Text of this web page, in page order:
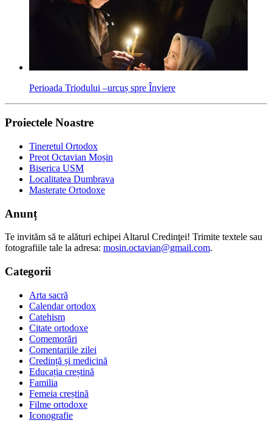
Perioada Triodului –urcuș spre Înviere
Proiectele Noastre
Tineretul Ortodox
Preot Octavian Moșin
Biserica USM
Localitatea Dumbrava
Masterate Ortodoxe
Anunț
Te invităm să te alături echipei Altarul Credinţei! Trimite textele sau
fotografiile tale la adresa: mosin.octavian@gmail.com.
Categorii
Arta sacră
Calendar ortodox
Catehism
Citate ortodoxe
Comemorări
Comentariile zilei
Credință și medicină
Educația creștină
Familia
Femeia creștină
Filme ortodoxe
Iconografie